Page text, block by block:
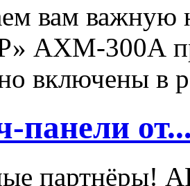
вам важную
АХМ-300А
включены в
панели